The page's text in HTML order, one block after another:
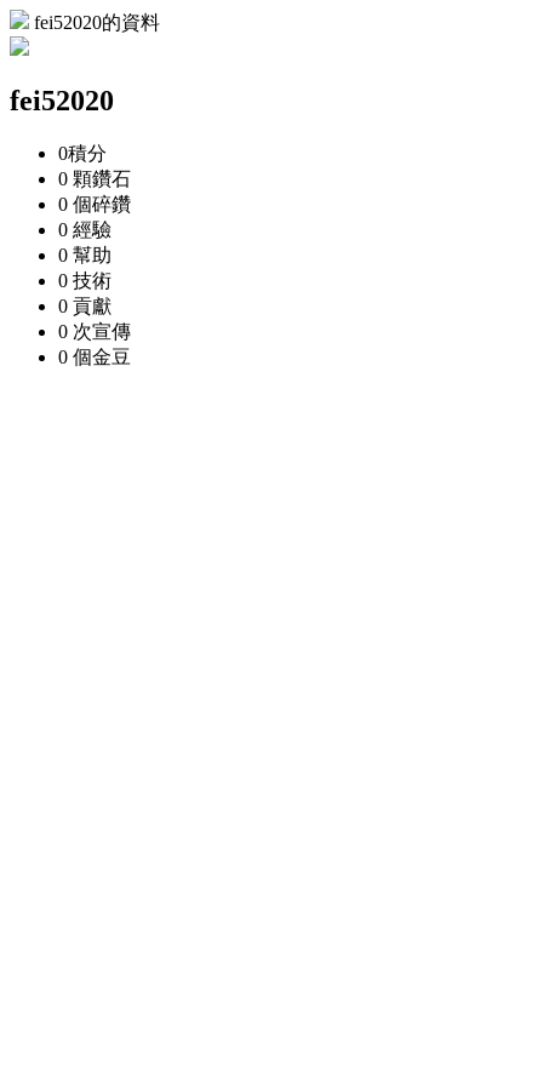
fei52020的資料
fei52020
0積分
0 顆鑽石
0 個碎鑽
0 經驗
0 幫助
0 技術
0 貢獻
0 次宣傳
0 個金豆